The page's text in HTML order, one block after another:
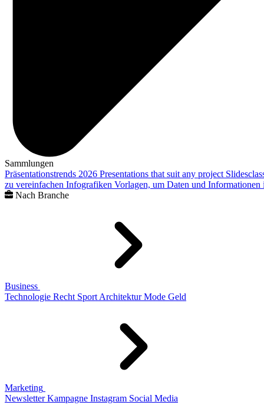
Sammlungen
Präsentationstrends 2026 Presentations that suit any project
zu vereinfachen Infografiken Vorlagen, um Daten und
Nach Branche
Business
Technologie Recht Sport Architektur Mode Geld
Marketing
Newsletter Kampagne Instagram Social Media